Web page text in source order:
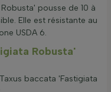
pousse de 10 à
Elle est résistante au
USDA 6.
Robusta'
baccata 'Fastigiata